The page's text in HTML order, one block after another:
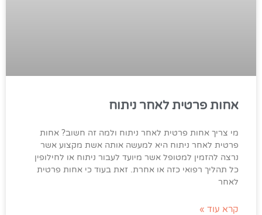
אחות פרטית לאחר ניתוח
מי צריך אחות פרטית לאחר ניתוח ולמה זה חשוב? אחות
פרטית לאחר ניתוח היא למעשה אותה אשת מקצוע אשר
נרצה להזמין למטופל אשר מיועד לעבור ניתוח או לחילופין
כל תהליך רפואי כזה או אחרת. זאת בעוד כי אחות פרטית
לאחר
קרא עוד »